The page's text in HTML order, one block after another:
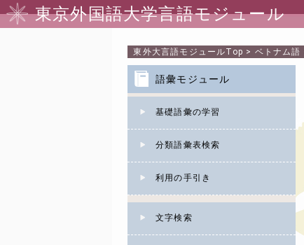
東京外国語大学言語モジュール
東外大言語モジュールTop > ベトナム語
語彙モジュール
基礎語彙の学習
分類語彙表検索
利用の手引き
文字検索